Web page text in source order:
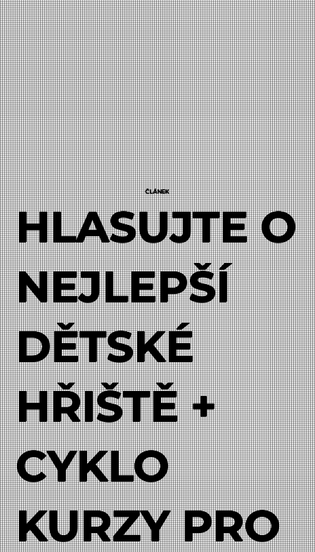
ČLÁNEK
HLASUJTE O
NEJLEPŠÍ
DĚTSKÉ
HŘIŠTĚ +
CYKLO
KURZY PRO